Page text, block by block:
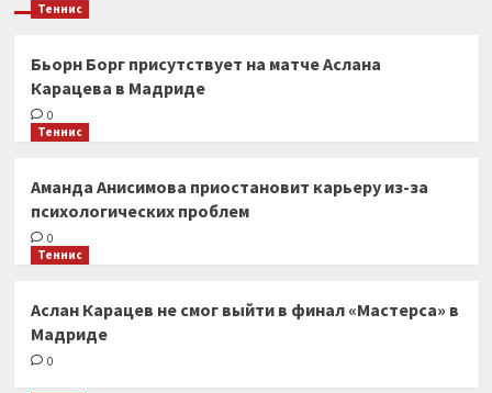
Теннис
Бьорн Борг присутствует на матче Аслана
Карацева в Мадриде
0
Теннис
Аманда Анисимова приостановит карьеру из-за
психологических проблем
0
Теннис
Аслан Карацев не смог выйти в финал «Мастерса» в
Мадриде
0